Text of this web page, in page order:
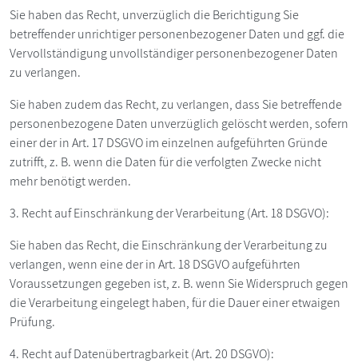
Sie haben das Recht, unverzüglich die Berichtigung Sie
betreffender unrichtiger personenbezogener Daten und ggf. die
Vervollständigung unvollständiger personenbezogener Daten
zu verlangen.
Sie haben zudem das Recht, zu verlangen, dass Sie betreffende
personenbezogene Daten unverzüglich gelöscht werden, sofern
einer der in Art. 17 DSGVO im einzelnen aufgeführten Gründe
zutrifft, z. B. wenn die Daten für die verfolgten Zwecke nicht
mehr benötigt werden.
3. Recht auf Einschränkung der Verarbeitung (Art. 18 DSGVO):
Sie haben das Recht, die Einschränkung der Verarbeitung zu
verlangen, wenn eine der in Art. 18 DSGVO aufgeführten
Voraussetzungen gegeben ist, z. B. wenn Sie Widerspruch gegen
die Verarbeitung eingelegt haben, für die Dauer einer etwaigen
Prüfung.
4. Recht auf Datenübertragbarkeit (Art. 20 DSGVO):